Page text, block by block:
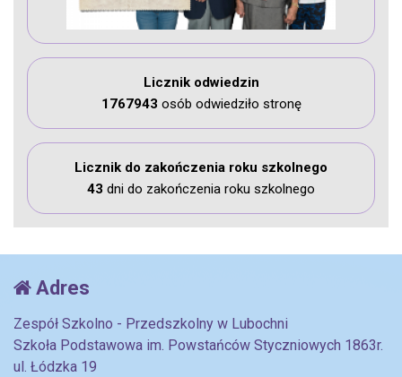
Licznik odwiedzin
1767943 osób odwiedziło stronę
Licznik do zakończenia roku szkolnego
43 dni do zakończenia roku szkolnego
Adres
Zespół Szkolno - Przedszkolny w Lubochni
Szkoła Podstawowa im. Powstańców Styczniowych 1863r.
ul. Łódzka 19